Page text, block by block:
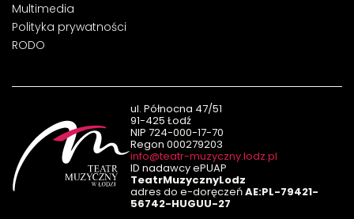
Multimedia
Polityka prywatności
RODO
ul. Północna 47/51
91-425 Łodź
NIP 724-000-17-70
Regon 000279203
info@teatr-muzyczny.lodz.pl
ID nadawcy ePUAP
TeatrMuzycznyLodz
adres do e-doręczeńAE:PL-79421-
56742-HUGUU-27